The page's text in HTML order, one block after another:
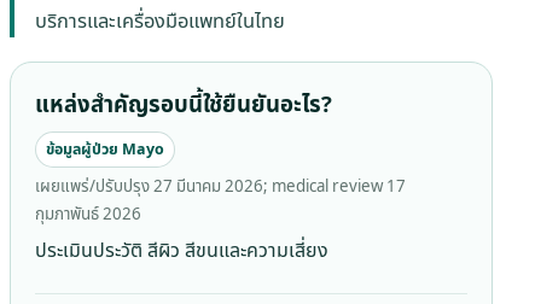
บริการและเครื่องมือแพทย์ในไทย
แหล่งสำคัญรอบนี้ใช้ยืนยันอะไร?
ข้อมูลผู้ป่วย Mayo
เผยแพร่/ปรับปรุง 27 มีนาคม 2026; medical review 17
กุมภาพันธ์ 2026
ประเมินประวัติ สีผิว สีขนและความเสี่ยง